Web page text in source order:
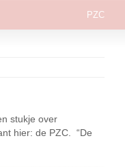
PZC
stukje over
hier: de PZC. “De